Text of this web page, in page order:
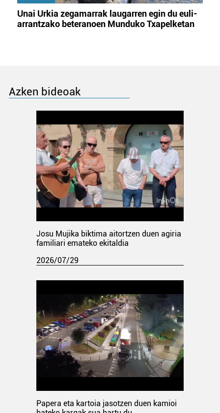
Unai Urkia zegamarrak laugarren egin du euli-
arrantzako beteranoen Munduko Txapelketan
Azken bideoak
Josu Mujika biktima aitortzen duen agiria
familiari emateko ekitaldia
2026/07/29
Papera eta kartoia jasotzen duen kamioi